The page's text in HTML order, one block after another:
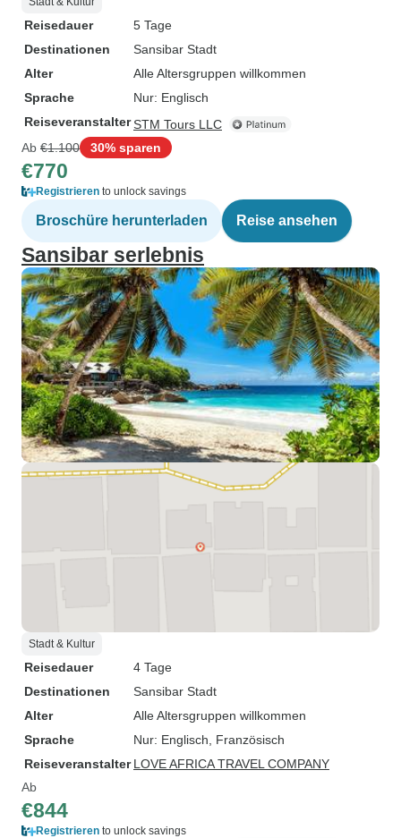
Reisedauer
5 Tage
Destinationen
Sansibar Stadt
Alter
Alle Altersgruppen willkommen
Sprache
Nur: Englisch
ReiseveranstalterSTM Tours LLC
Ab €1.100 30% sparen
€770
Registrieren to unlock savings
Broschüre herunterladen Reise ansehen
Sansibar serlebnis
Stadt & Kultur
Reisedauer
4 Tage
Destinationen
Sansibar Stadt
Alter
Alle Altersgruppen willkommen
Sprache
Nur: Englisch, Französisch
Reiseveranstalter LOVE AFRICA TRAVEL COMPANY
Ab
€844
Registrieren to unlock savings